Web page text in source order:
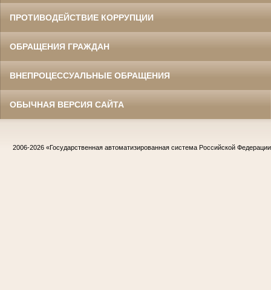
ПРОТИВОДЕЙСТВИЕ КОРРУПЦИИ
ОБРАЩЕНИЯ ГРАЖДАН
ВНЕПРОЦЕССУАЛЬНЫЕ ОБРАЩЕНИЯ
ОБЫЧНАЯ ВЕРСИЯ САЙТА
2006-2026 «Государственная автоматизированная система Российской